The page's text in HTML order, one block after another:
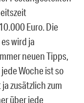
Euro. Die
wird ja
neuen Tipps,
Woche ist so
zusätzlich zum
über jede